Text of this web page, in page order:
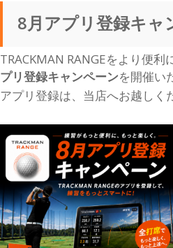
8月アプリ登録キャ
TRACKMAN RANGEをより便利
プリ登録キャンペーンを開催い
アプリ登録は、当店へお越しく